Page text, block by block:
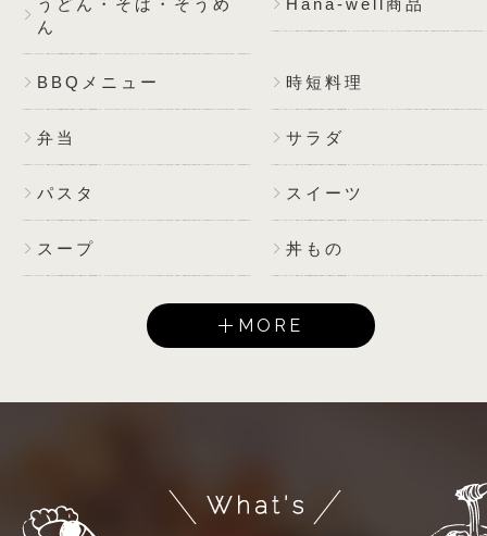
うどん・そば・そうめ
ん
Hana-well商品
BBQメニュー 時短料理
弁当 サラダ
パスタ スイーツ
スープ 丼もの
MORE